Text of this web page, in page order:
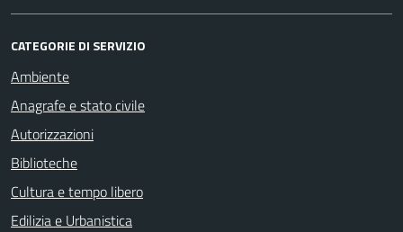
CATEGORIE DI SERVIZIO
Ambiente
Anagrafe e stato civile
Autorizzazioni
Biblioteche
Cultura e tempo libero
Edilizia e Urbanistica